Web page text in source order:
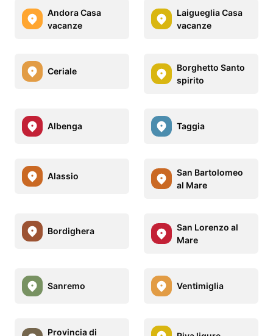
Andora Casa
vacanze
Laigueglia Casa
vacanze
Ceriale
Borghetto Santo
spirito
Albenga Taggia
Alassio
San Bartolomeo
al Mare
Bordighera
San Lorenzo al
Mare
Sanremo Ventimiglia
Provincia di